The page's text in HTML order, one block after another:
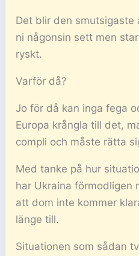
Det blir den smutsigaste
ni någonsin sett men
ryskt.
Varför då?
Jo för då kan inga fega
Europa krångla till det,
compli och måste rätta
Med tanke på hur
har Ukraina förmodligen
att dom inte kommer
länge till.
Situationen som sådan